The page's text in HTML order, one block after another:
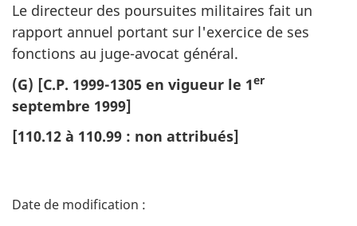
Le directeur des poursuites militaires fait un
rapport annuel portant sur l'exercice de ses
fonctions au juge-avocat général.
(G) [C.P. 1999-1305 en vigueur le 1er
septembre 1999]
[110.12 à 110.99 : non attribués]
D